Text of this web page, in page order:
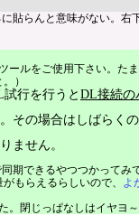
貼らんと意味がない。右
ールをご使用下さい。た
）
行を行うとDL接続の
その場合はしばらく
ません。
期できるやつつかってみ
もらえるらしいので、 よ
。閉じっぱなしはイヤヨ～